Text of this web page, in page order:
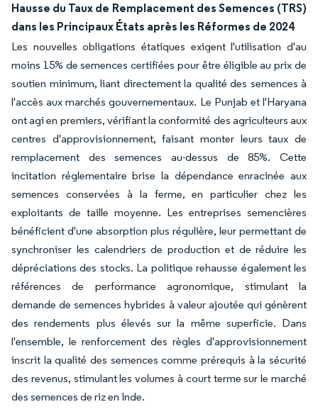
Hausse du Taux de Remplacement des Semences (TRS)
dans les Principaux États après les Réformes de 2024
Les nouvelles obligations étatiques exigent l'utilisation d'au
moins 15% de semences certifiées pour être éligible au prix de
soutien minimum, liant directement la qualité des semences à
l'accès aux marchés gouvernementaux. Le Punjab et l'Haryana
ont agi en premiers, vérifiant la conformité des agriculteurs aux
centres d'approvisionnement, faisant monter leurs taux de
remplacement des semences au-dessus de 85%. Cette
incitation réglementaire brise la dépendance enracinée aux
semences conservées à la ferme, en particulier chez les
exploitants de taille moyenne. Les entreprises semencières
bénéficient d'une absorption plus régulière, leur permettant de
synchroniser les calendriers de production et de réduire les
dépréciations des stocks. La politique rehausse également les
références de performance agronomique, stimulant la
demande de semences hybrides à valeur ajoutée qui génèrent
des rendements plus élevés sur la même superficie. Dans
l'ensemble, le renforcement des règles d'approvisionnement
inscrit la qualité des semences comme prérequis à la sécurité
des revenus, stimulant les volumes à court terme sur le marché
des semences de riz en Inde.